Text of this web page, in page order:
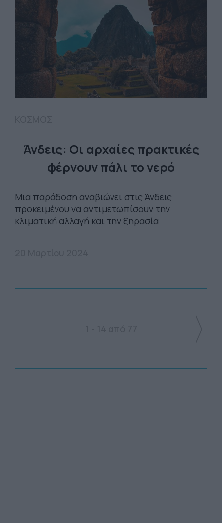
Άνδεις: Οι αρχαίες πρακτικές
φέρνουν πάλι το νερό
Μια παράδοση αναβιώνει στις Άνδεις
προκειμένου να αντιμετωπίσουν την
κλιματική αλλαγή και την ξηρασία